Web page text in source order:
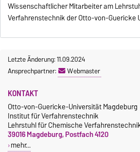
Wissenschaftlicher Mitarbeiter am
Verfahrenstechnik der Otto-von-Guericke
Letzte Änderung: 11.09.2024
Ansprechpartner:
Webmaster
KONTAKT
Otto-von-Guericke-Universität Magdeburg
Institut für Verfahrenstechnik
Lehrstuhl für Chemische
39016 Magdeburg, Postfach 4120
mehr…